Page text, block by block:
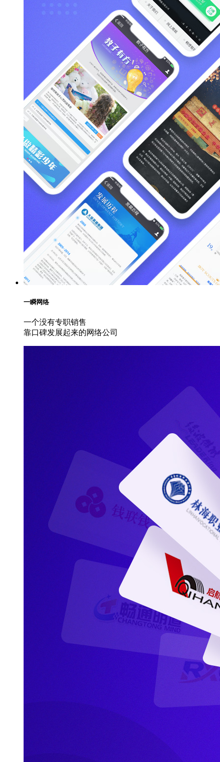
一瞬网络
一个没有专职销售
靠口碑发展起来的网络公司